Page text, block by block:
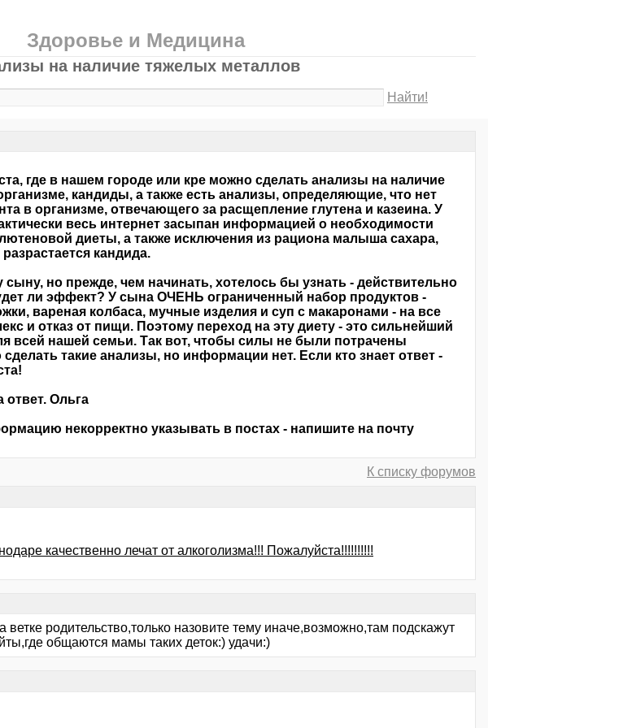
Здоровье и Медицина
на наличие тяжелых металлов
Найти!
где в нашем городе или кре можно сделать анализы на наличие
кандиды, а также есть анализы, определяющие, что нет
в организме, отвечающего за расщепление глутена и казеина. У
весь интернет засыпан информацией о необходимости
диеты, а также исключения из рациона малыша сахара,
кандида.
сыну, но прежде, чем начинать, хотелось бы узнать - действительно
ли эффект? У сына ОЧЕНЬ ограниченный набор продуктов -
вареная колбаса, мучные изделия и суп с макаронами - на все
и отказ от пищи. Поэтому переход на эту диету - это сильнейший
всей нашей семьи. Так вот, чтобы силы не были потрачены
такие анализы, но информации нет. Если кто знает ответ -
ответ. Ольга
некорректно указывать в постах - напишите на почту
К списку форумов
качественно лечат от алкоголизма!!! Пожалуйста!!!!!!!!!!
ветке родительство,только назовите тему иначе,возможно,там подскажут
общаются мамы таких деток:) удачи:)